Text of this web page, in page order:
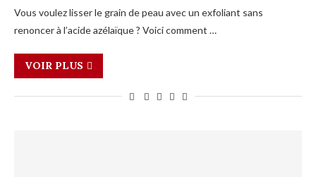
Vous voulez lisser le grain de peau avec un exfoliant sans
renoncer à l’acide azélaïque ? Voici comment …
VOIR PLUS